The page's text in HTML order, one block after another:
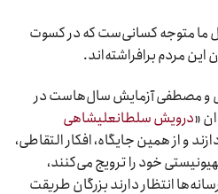
ما متوجه کسانی‌ست که در کسوت
مردم برافراشته‌اند.
و مصطفی آزمایش سال‌هاست در
«درویش سلطانعلیشاهی
و از همین جایگاه، افکار التقاطی،
خود را ترویج می‌کنند،
انتظار دارند بزرگان طریقت